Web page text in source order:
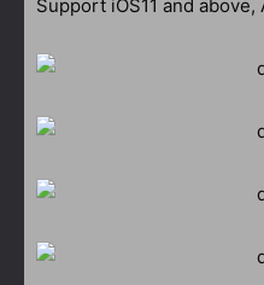
Support iOS11 and above,